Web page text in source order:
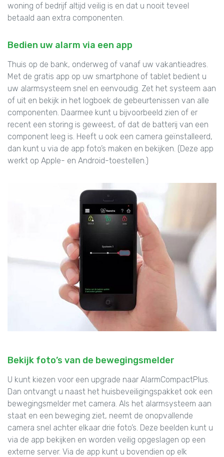
woning of bedrijf altijd veilig is en dat u nooit teveel
betaald aan extra componenten.
Bedien uw alarm via een app
Thuis op de bank, onderweg of vanaf uw vakantieadres.
Met de gratis app op uw smartphone of tablet bedient u
uw alarmsysteem snel en eenvoudig. Zet het systeem aan
of uit en bekijk in het logboek de gebeurtenissen van alle
componenten. Daarmee kunt u bijvoorbeeld zien of er
recent een storing is geweest, of dat de batterij van een
component leeg is. Heeft u ook een camera geïnstalleerd,
dan kunt u via de app foto’s maken en bekijken. (Deze app
werkt op Apple- en Android-toestellen.)
Bekijk foto’s van de bewegingsmelder
U kunt kiezen voor een upgrade naar AlarmCompactPlus.
Dan ontvangt u naast het huisbeveiligingspakket ook een
bewegingsmelder met camera. Als het alarmsysteem aan
staat en een beweging ziet, neemt de onopvallende
camera snel achter elkaar drie foto’s. Deze beelden kunt u
via de app bekijken en worden veilig opgeslagen op een
externe server. Via de app kunt u bovendien op elk